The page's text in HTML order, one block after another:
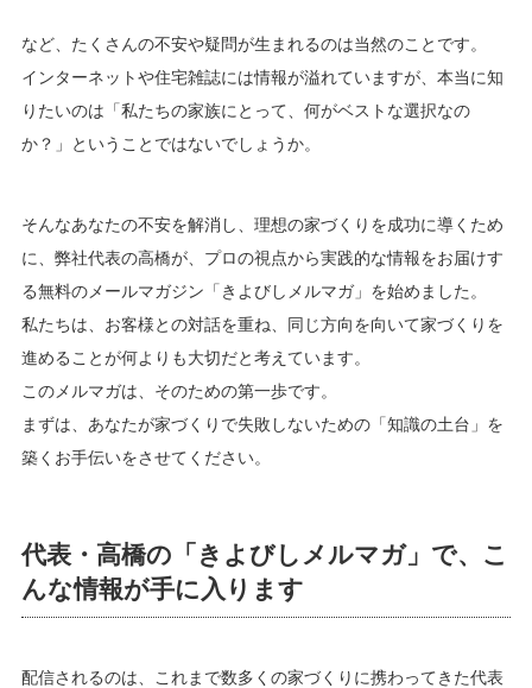
など、たくさんの不安や疑問が生まれるのは当然のことです。
インターネットや住宅雑誌には情報が溢れていますが、本当に知
りたいのは「私たちの家族にとって、何がベストな選択なの
か？」ということではないでしょうか。
そんなあなたの不安を解消し、理想の家づくりを成功に導くため
に、弊社代表の高橋が、プロの視点から実践的な情報をお届けす
る無料のメールマガジン「きよびしメルマガ」を始めました。
私たちは、お客様との対話を重ね、同じ方向を向いて家づくりを
進めることが何よりも大切だと考えています。
このメルマガは、そのための第一歩です。
まずは、あなたが家づくりで失敗しないための「知識の土台」を
築くお手伝いをさせてください。
代表・高橋の「きよびしメルマガ」で、こ
んな情報が手に入ります
配信されるのは、これまで数多くの家づくりに携わってきた代表